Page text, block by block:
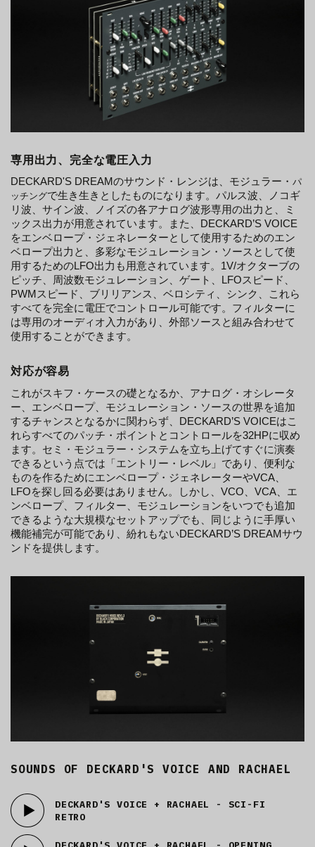
専用出力、完全な電圧入力
DECKARD'S DREAMのサウンド・レンジは、モジュラー・ パ
ッチングで生き生きとしたものになります。パルス波、ノコギ
リ波、サイン波、ノイズの各アナログ波形専用の出力と、ミ
ックス出力が用意されています。また、DECKARD’S VOICE
をエンベロープ・ジェネレーターとして使用するためのエン
ベロープ出力と、多彩なモジュレーション・ソースとして使
用するためのLFO出力も用意されています。1V/オクターブの
ピッチ、周波数モジュレーション、ゲート、LFOスピード、
PWMスピード、ブリリアンス、ベロシティ、シンク、これら
すべてを完全に電圧でコントロール可能です。フィルターに
は専用のオーディオ入力があり、外部ソースと組み合わせて
使用することができます。
対応が容易
これがスキフ・ケースの礎となるか、アナログ・オシレータ
ー、エンベロープ、モジュレーション・ソースの世界を追加
するチャンスとなるかに関わらず、DECKARD’S VOICEはこ
れらすべてのパッチ・ポイントとコントロールを32HPに収め
ます。セミ・モジュラー・システムを立ち上げてすぐに演奏
できるという点では「エントリー・レベル」であり、便利な
ものを作るためにエンベロープ・ジェネレーターやVCA、
LFOを探し回る必要はありません。しかし、VCO、VCA、エ
ンベロープ、フィルター、モジュレーションをいつでも追加
できるような大規模なセットアップでも、同じように手厚い
機能補完が可能であり、紛れもないDECKARD’S DREAMサウ
ンドを提供します。
SOUNDS OF DECKARD'S VOICE AND RACHAEL
DECKARD'S VOICE + RACHAEL - SCI-FI
RETRO